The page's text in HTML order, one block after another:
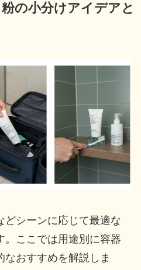
の小分けアイデアと
どシーンに応じて最適な
。ここでは用途別に容器
おすすめを解説しま